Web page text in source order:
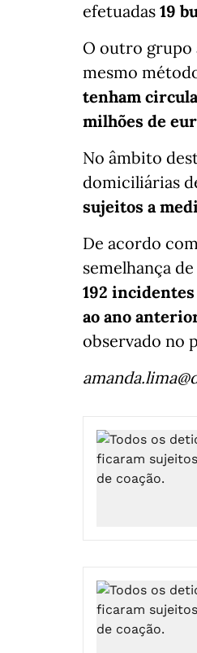
efetuadas 19
O outro grupo
mesmo
tenham
milhões de
No âmbito
domiciliárias
sujeitos a
De acordo
semelhança
192
ao ano
observado no